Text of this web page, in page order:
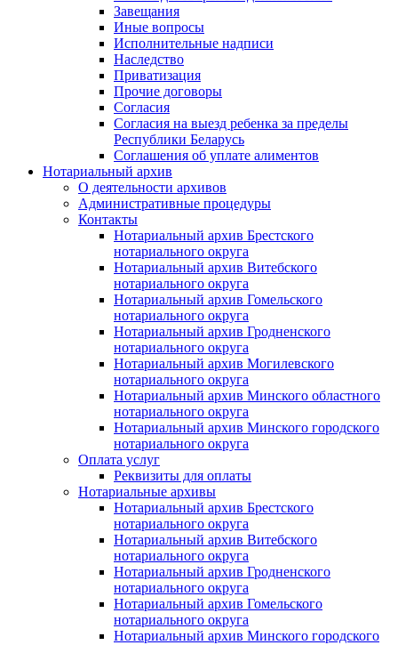
Завещания
Иные вопросы
Исполнительные надписи
Наследство
Приватизация
Прочие договоры
Согласия
Согласия на выезд ребенка за пределы
Республики Беларусь
Соглашения об уплате алиментов
Нотариальный архив
О деятельности архивов
Административные процедуры
Контакты
Нотариальный архив Брестского
нотариального округа
Нотариальный архив Витебского
нотариального округа
Нотариальный архив Гомельского
нотариального округа
Нотариальный архив Гродненского
нотариального округа
Нотариальный архив Могилевского
нотариального округа
Нотариальный архив Минского областного
нотариального округа
Нотариальный архив Минского городского
нотариального округа
Оплата услуг
Реквизиты для оплаты
Нотариальные архивы
Нотариальный архив Брестского
нотариального округа
Нотариальный архив Витебского
нотариального округа
Нотариальный архив Гродненского
нотариального округа
Нотариальный архив Гомельского
нотариального округа
Нотариальный архив Минского городского